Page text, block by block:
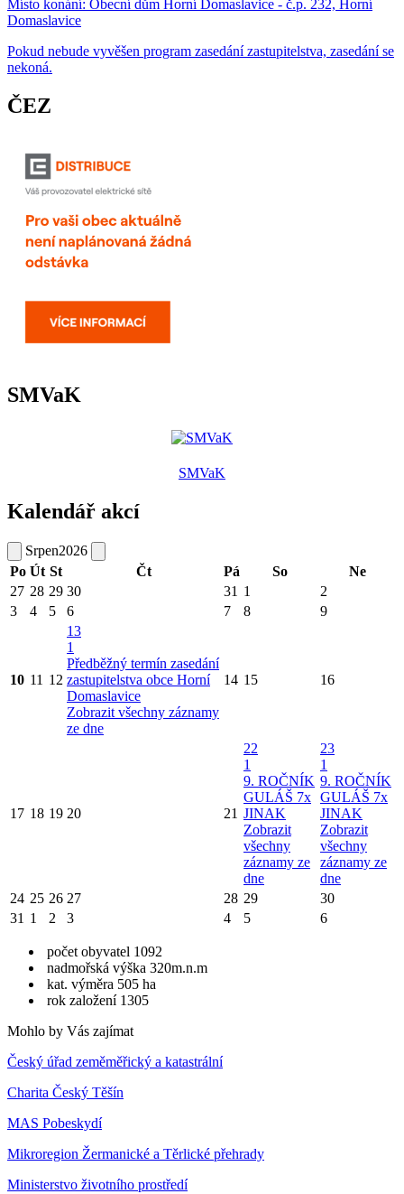
Místo konání: Obecní dům Horní Domaslavice - č.p. 232, Horní
Domaslavice
Pokud nebude vyvěšen program zasedání zastupitelstva, zasedání se
nekoná.
ČEZ
SMVaK
SMVaK
Kalendář akcí
Srpen2026
Po Út St Čt Pá So
Ne
27 28 29 30 31 1
2
3
4 5 6 7 8 9
10 11 12
13
1
Předběžný termín zasedání
zastupitelstva obce Horní
Domaslavice
Zobrazit všechny záznamy
ze dne
14 15 16
17 18 19 20 21
22
1
9. ROČNÍK
GULÁŠ 7x
JINAK
Zobrazit
všechny
záznamy ze
dne
23
1
9. ROČNÍK
GULÁŠ 7x
JINAK
Zobrazit
všechny
záznamy ze
dne
24 25 26 27 28 29
30
31 1 2 3 4 5 6
počet obyvatel 1092
nadmořská výška 320m.n.m
kat. výměra 505 ha
rok založení 1305
Mohlo by Vás zajímat
Český úřad zeměměřický a katastrální
Charita Český Těšín
MAS Pobeskydí
Mikroregion Žermanické a Těrlické přehrady
Ministerstvo životního prostředí